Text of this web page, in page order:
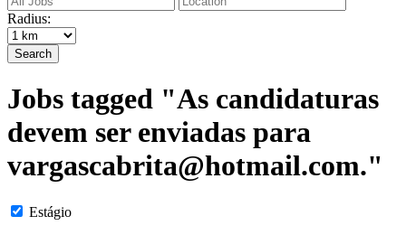
Radius:
Search
Jobs tagged "As candidaturas
devem ser enviadas para
vargascabrita@hotmail.com."
Estágio